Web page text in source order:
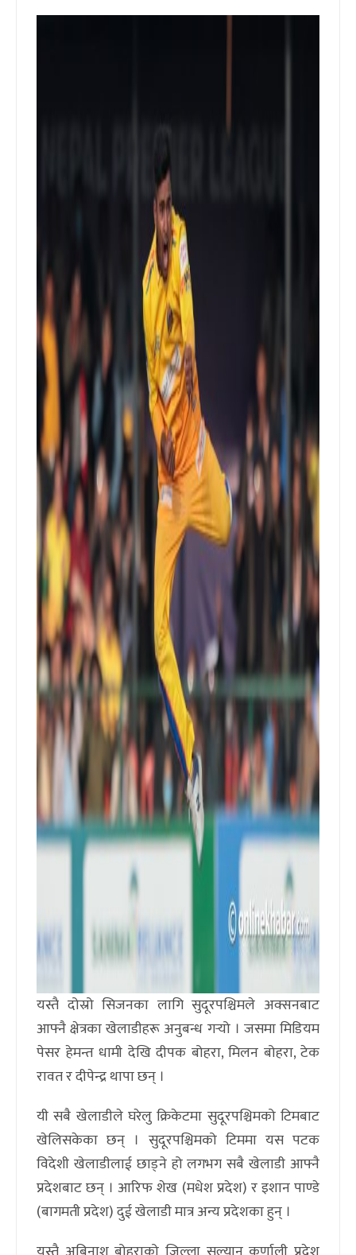
यस्तै दोस्रो सिजनका लागि सुदूरपश्चिमले अक्सनबाट
आफ्नै क्षेत्रका खेलाडीहरू अनुबन्ध गर्‍यो । जसमा मिडियम
पेसर हेमन्त धामी देखि दीपक बोहरा, मिलन बोहरा, टेक
रावत र दीपेन्द्र थापा छन् ।
यी सबै खेलाडीले घरेलु क्रिकेटमा सुदूरपश्चिमको टिमबाट
खेलिसकेका छन् । सुदूरपश्चिमको टिममा यस पटक
विदेशी खेलाडीलाई छाड्ने हो लगभग सबै खेलाडी आफ्नै
प्रदेशबाट छन् । आरिफ शेख (मधेश प्रदेश) र इशान पाण्डे
(बागमती प्रदेश) दुई खेलाडी मात्र अन्य प्रदेशका हुन् ।